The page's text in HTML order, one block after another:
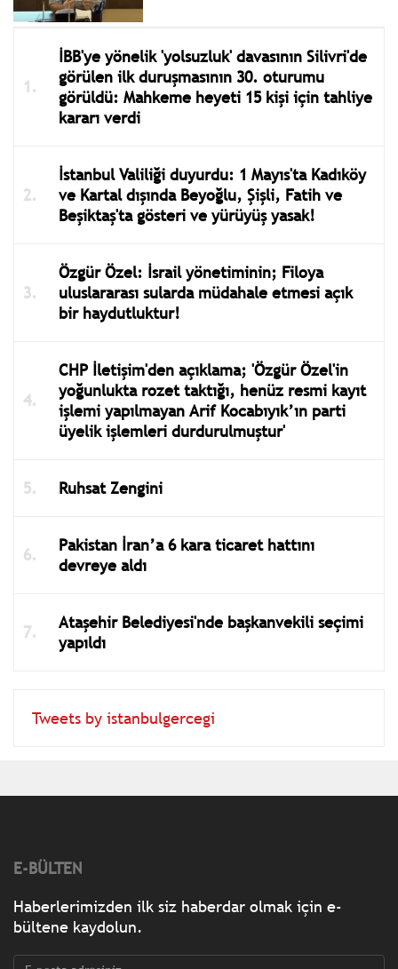
İBB'ye yönelik 'yolsuzluk' davasının Silivri'de
görülen ilk duruşmasının 30. oturumu
görüldü: Mahkeme heyeti 15 kişi için tahliye
kararı verdi
İstanbul Valiliği duyurdu: 1 Mayıs'ta Kadıköy
ve Kartal dışında Beyoğlu, Şişli, Fatih ve
Beşiktaş'ta gösteri ve yürüyüş yasak!
Özgür Özel: İsrail yönetiminin; Filoya
uluslararası sularda müdahale etmesi açık
bir haydutluktur!
CHP İletişim'den açıklama; 'Özgür Özel'in
yoğunlukta rozet taktığı, henüz resmi kayıt
işlemi yapılmayan Arif Kocabıyık’ın parti
üyelik işlemleri durdurulmuştur'
Ruhsat Zengini
Pakistan İran’a 6 kara ticaret hattını
devreye aldı
Ataşehir Belediyesi'nde başkanvekili seçimi
yapıldı
Tweets by istanbulgercegi
E-BÜLTEN
Haberlerimizden ilk siz haberdar olmak için e-
bültene kaydolun.